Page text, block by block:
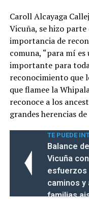
Caroll Alcayaga
Vicuña, se hizo
importancia de
comuna, “para mí es
importante para
reconocimiento que
que flamee la
reconoce a los
grandes herencias
TE PUEDE
Balance
Vicuña
esfuerzos
caminos y
familias